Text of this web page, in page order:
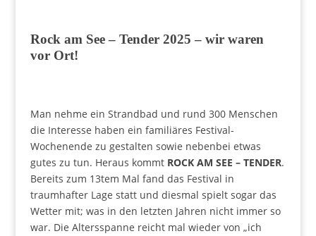
Rock am See – Tender 2025 – wir waren
vor Ort!
Man nehme ein Strandbad und rund 300 Menschen
die Interesse haben ein familiäres Festival-
Wochenende zu gestalten sowie nebenbei etwas
gutes zu tun. Heraus kommt ROCK AM SEE – TENDER.
Bereits zum 13tem Mal fand das Festival in
traumhafter Lage statt und diesmal spielt sogar das
Wetter mit; was in den letzten Jahren nicht immer so
war. Die Altersspanne reicht mal wieder von „ich